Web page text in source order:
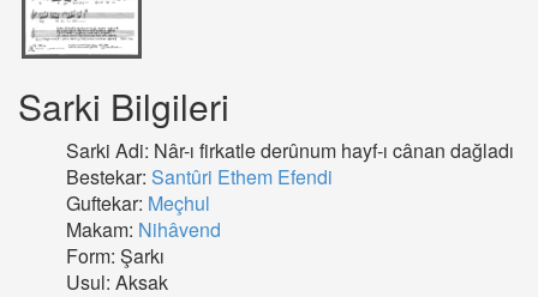
Sarki Bilgileri
Sarki Adi: Nâr-ı firkatle derûnum hayf-ı cânan dağladı
Bestekar: Santûri Ethem Efendi
Guftekar: Meçhul
Makam: Nihâvend
Form: Şarkı
Usul: Aksak